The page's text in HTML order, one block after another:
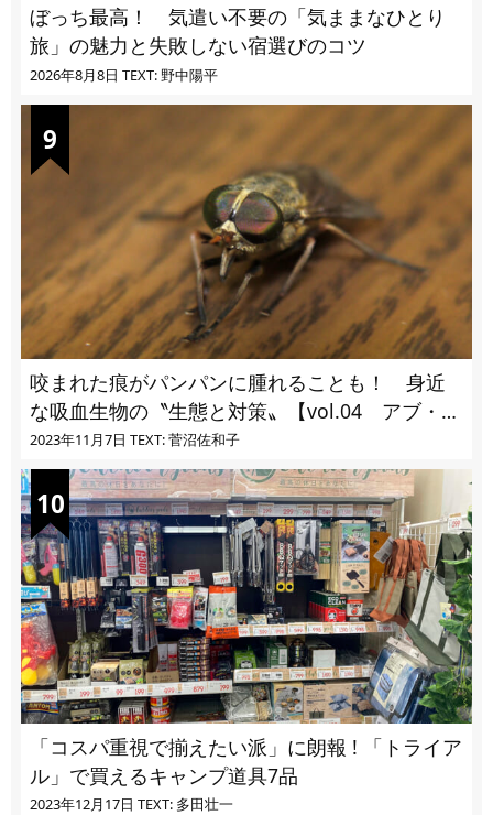
ぼっち最高！ 気遣い不要の「気ままなひとり
旅」の魅力と失敗しない宿選びのコツ
2026年8月8日 TEXT: 野中陽平
咬まれた痕がパンパンに腫れることも！ 身近
な吸血生物の〝生態と対策〟【vol.04 アブ・ブ
ユ・ヌカカ】
2023年11月7日 TEXT: 菅沼佐和子
「コスパ重視で揃えたい派」に朗報 ! 「トライア
ル」で買えるキャンプ道具7品
2023年12月17日 TEXT: 多田壮一